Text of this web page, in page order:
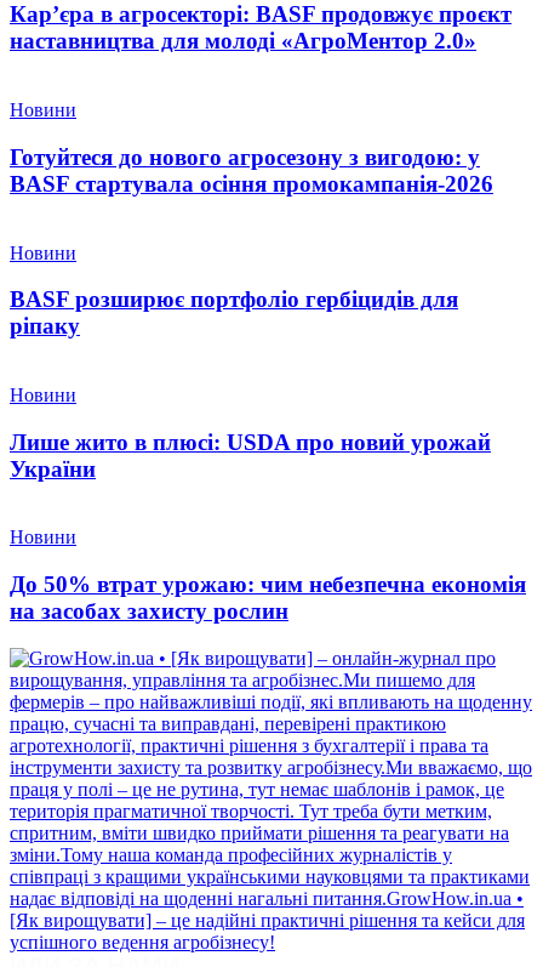
Кар’єра в агросекторі: BASF продовжує проєкт
наставництва для молоді «АгроМентор 2.0»
Новини
Готуйтеся до нового агросезону з вигодою: у
BASF стартувала осіння промокампанія-2026
Новини
BASF розширює портфоліо гербіцидів для
ріпаку
Новини
Лише жито в плюсі: USDA про новий урожай
України
Новини
До 50% втрат урожаю: чим небезпечна економія
на засобах захисту рослин